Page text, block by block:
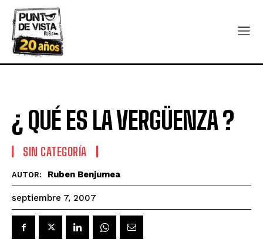
¿ QUÉ ES LA VERGÜENZA ?
SIN CATEGORÍA
AUTOR: Ruben Benjumea
septiembre 7, 2007